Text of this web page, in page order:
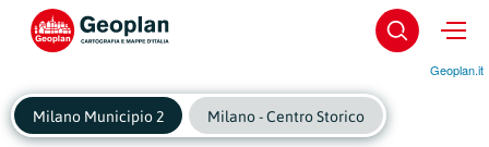
Geoplan.it
Milano Municipio 2 Milano - Centro Storico